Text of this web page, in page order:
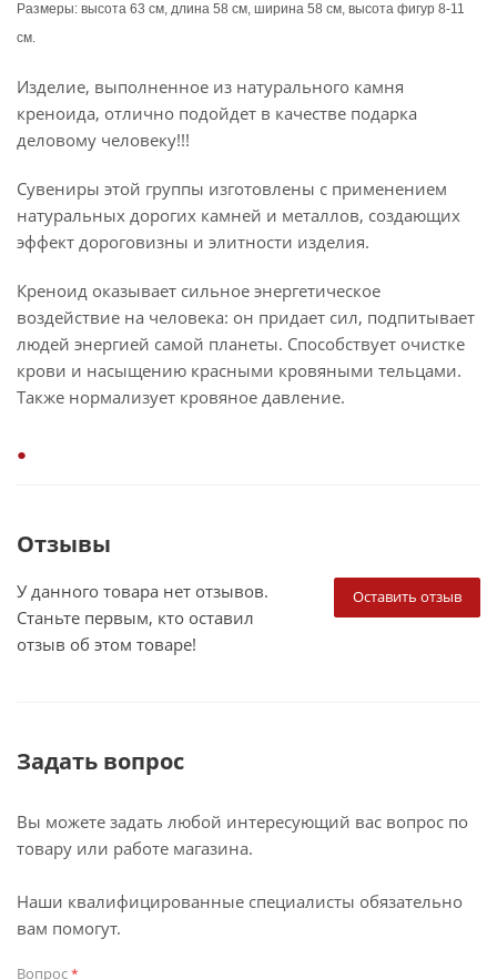
Размеры: высота 63 см, длина 58 см, ширина 58 см, высота фигур 8-11
см.
Изделие, выполненное из натурального камня
креноида, отлично подойдет в качестве подарка
деловому человеку!!!
Сувениры этой группы изготовлены с применением
натуральных дорогих камней и металлов, создающих
эффект дороговизны и элитности изделия.
Креноид оказывает сильное энергетическое
воздействие на человека: он придает сил, подпитывает
людей энергией самой планеты. Способствует очистке
крови и насыщению красными кровяными тельцами.
Также нормализует кровяное давление.
Отзывы
Оставить отзыв
У данного товара нет отзывов.
Станьте первым, кто оставил
отзыв об этом товаре!
Задать вопрос
Вы можете задать любой интересующий вас вопрос по
товару или работе магазина.
Наши квалифицированные специалисты обязательно
вам помогут.
Вопрос*